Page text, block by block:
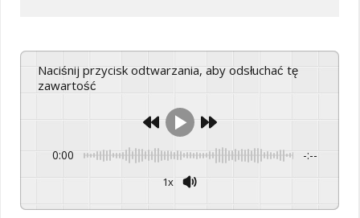
Naciśnij przycisk odtwarzania, aby odsłuchać tę
zawartość
0:00 -:--
1x